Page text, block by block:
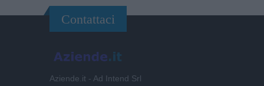
Contattaci
Aziende.it - Ad Intend Srl